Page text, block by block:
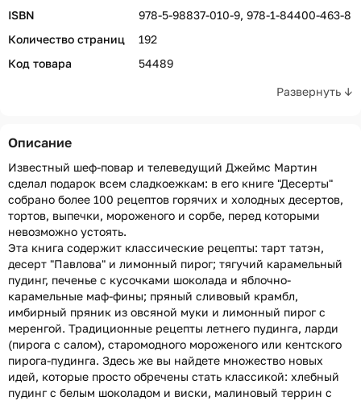
Развернуть ↓
ISBN
978-5-98837-010-9, 978-1-84400-463-8
Количество страниц
192
Код товара
54489
Описание
Известный шеф-повар и телеведущий Джеймс Мартин
сделал подарок всем сладкоежкам: в его книге "Десерты"
собрано более 100 рецептов горячих и холодных десертов,
тортов, выпечки, мороженого и сорбе, перед которыми
невозможно устоять.
Эта книга содержит классические рецепты: тарт татэн,
десерт "Павлова" и лимонный пирог; тягучий карамельный
пудинг, печенье с кусочками шоколада и яблочно-
карамельные маф-фины; пряный сливовый крамбл,
имбирный пряник из овсяной муки и лимонный пирог с
меренгой. Традиционные рецепты летнего пудинга, ларди
(пирога с салом), старомодного мороженого или кентского
пирога-пудинга. Здесь же вы найдете множество новых
идей, которые просто обречены стать классикой: хлебный
пудинг с белым шоколадом и виски, малиновый террин с